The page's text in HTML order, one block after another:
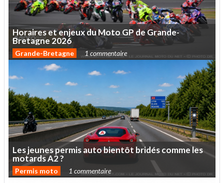
HorairesetenjeuxduMotoGPdeGrande-
Bretagne 2026
Grande-Bretagne 1 commentaire
Lesjeunespermisautobientôt bridéscommeles
motardsA2?
Permis moto 1 commentaire